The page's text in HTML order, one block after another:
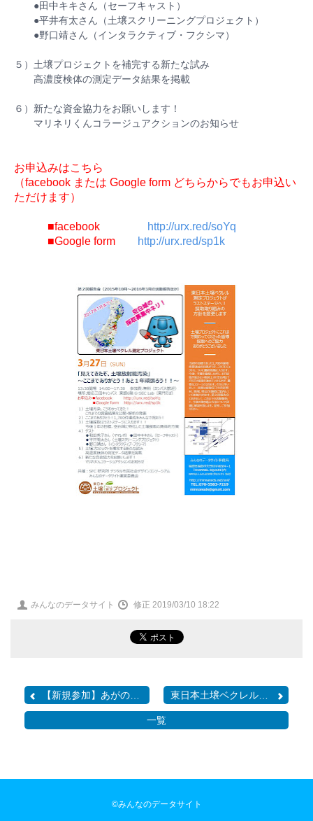
●田中キキさん（セーフキャスト）
●平井有太さん（土壌スクリーニングプロジェクト）
●野口靖さん（インタラクティブ・フクシマ）
５）土壌プロジェクトを補完する新たな試み
高濃度検体の測定データ結果を掲載
６）新たな資金協力をお願いします！
マリネリくんコラージュアクションのお知らせ
お申込みはこちら
（facebook または Google form どちらからでもお申込い
ただけます）
■facebook
http://urx.red/soYq
■Google form
http://urx.red/sp1k
みんなのデータサイト 修正 2019/03/10 18:22
【新規参加】あがの市民放...
一覧
©みんなのデータサイト